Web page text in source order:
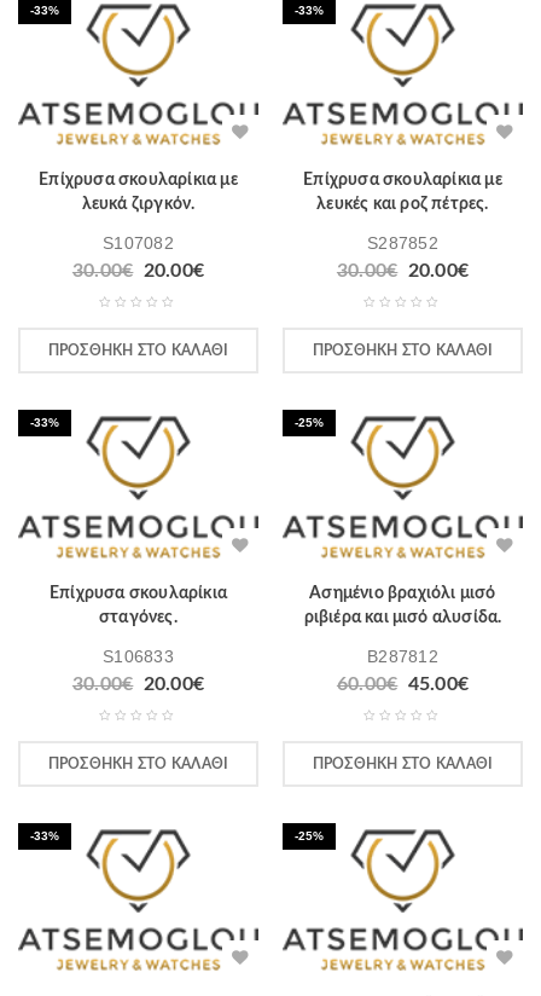
-33%
Επίχρυσα σκουλαρίκια με
λευκά ζιργκόν.
S107082
30.00€ 20.00€
ΠΡΟΣΘΉΚΗ ΣΤΟ ΚΑΛΆΘΙ
-33%
Επίχρυσα σκουλαρίκια με
λευκές και ροζ πέτρες.
S287852
30.00€ 20.00€
ΠΡΟΣΘΉΚΗ ΣΤΟ ΚΑΛΆΘΙ
-33%
Επίχρυσα σκουλαρίκια
σταγόνες.
S106833
30.00€ 20.00€
ΠΡΟΣΘΉΚΗ ΣΤΟ ΚΑΛΆΘΙ
-25%
Ασημένιο βραχιόλι μισό
ριβιέρα και μισό αλυσίδα.
B287812
60.00€ 45.00€
ΠΡΟΣΘΉΚΗ ΣΤΟ ΚΑΛΆΘΙ
-33% -25%